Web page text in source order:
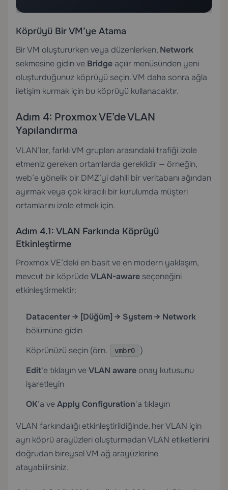
Köprüyü Bir VM’ye Atama
Bir VM oluştururken veya düzenlerken, Network
sekmesine gidin ve Bridge açılır menüsünden yeni
oluşturduğunuz köprüyü seçin. VM daha sonra ağla
iletişim kurmak için bu köprüyü kullanacaktır.
Adım 4: Proxmox VE’de VLAN
Yapılandırma
VLAN’lar, farklı VM grupları arasındaki trafiği izole
etmeniz gereken ortamlarda gereklidir — örneğin,
web’e yönelik bir DMZ’yi dahili bir veritabanı ağından
ayırmak veya çok kiracılı bir kurulumda müşteri
ortamlarını izole etmek için.
Adım 4.1: VLAN Farkında Köprüyü
Etkinleştirme
Proxmox VE’deki en basit ve en modern yaklaşım,
mevcut bir köprüdeVLAN-aware seçeneğini
etkinleştirmektir:
Datacenter → [Düğüm] → System → Network
bölümüne gidin
Köprünüzü seçin (örn.
vmbr0
)
Edit‘e tıklayın veVLAN aware onay kutusunu
işaretleyin
OK‘a veApply Configuration‘a tıklayın
VLAN farkındalığı etkinleştirildiğinde, her VLAN için
ayrı köprü arayüzleri oluşturmadan VLAN etiketlerini
doğrudan bireysel VM ağ arayüzlerine
atayabilirsiniz.